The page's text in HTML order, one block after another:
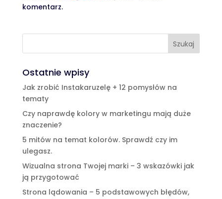
komentarz.
Ostatnie wpisy
Jak zrobić Instakaruzelę + 12 pomysłów na
tematy
Czy naprawdę kolory w marketingu mają duże
znaczenie?
5 mitów na temat kolorów. Sprawdź czy im
ulegasz.
Wizualna strona Twojej marki – 3 wskazówki jak
ją przygotować
Strona lądowania – 5 podstawowych błędów,